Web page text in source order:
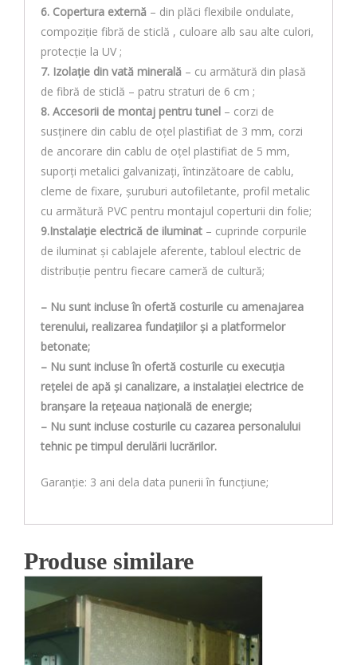
6. Copertura externă – din plăci flexibile ondulate,
compoziţie fibră de sticlă , culoare alb sau alte culori,
protecţie la UV ;
7. Izolaţie din vată minerală – cu armătură din plasă
de fibră de sticlă – patru straturi de 6 cm ;
8. Accesorii de montaj pentru tunel – corzi de
susținere din cablu de oțel plastifiat de 3 mm, corzi
de ancorare din cablu de oțel plastifiat de 5 mm,
suporți metalici galvanizați, întinzătoare de cablu,
cleme de fixare, şuruburi autofiletante, profil metalic
cu armătură PVC pentru montajul coperturii din folie;
9.Instalație electrică de iluminat – cuprinde corpurile
de iluminat și cablajele aferente, tabloul electric de
distribuție pentru fiecare cameră de cultură;
– Nu sunt incluse în ofertă costurile cu amenajarea
terenului, realizarea fundațiilor și a platformelor
betonate;
– Nu sunt incluse în ofertă costurile cu execuția
reţelei de apă şi canalizare, a instalaţiei electrice de
branșare la rețeaua națională de energie;
– Nu sunt incluse costurile cu cazarea personalului
tehnic pe timpul derulării lucrărilor.
Garanție: 3 ani dela data punerii în funcțiune;
Produse similare